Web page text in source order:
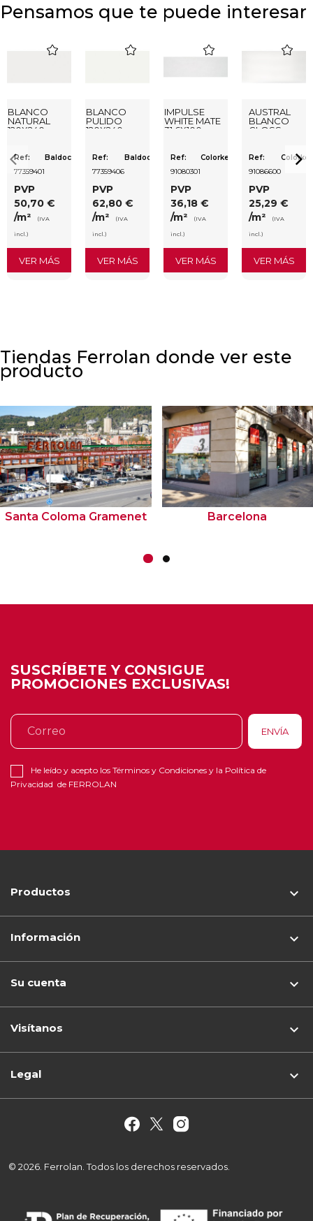
Pensamos que te puede interesar
BLANCO
NATURAL
120X240
Ref:
77359401
Baldocer
PVP
50,70 €
/m²
(IVA
incl.)
VER MÁS
BLANCO
PULIDO
120X240
Ref:
77359406
Baldocer
PVP
62,80 €
/m²
(IVA
incl.)
VER MÁS
IMPULSE
WHITE MATE
31,6X100
Ref:
91080301
Colorker
PVP
36,18 €
/m²
(IVA
incl.)
VER MÁS
AUSTRAL
BLANCO
GLOSS
Ref:
91086600
Colorker
PVP
25,29 €
/m²
(IVA
incl.)
favorite
VER MÁS
Tiendas Ferrolan donde ver este
producto
Santa Coloma Gramenet Barcelona
SUSCRÍBETE Y CONSIGUE
PROMOCIONES EXCLUSIVAS!
He leído y acepto los Términos y Condiciones y la Política de
Privacidad de FERROLAN
Productos 
Información 
Su cuenta 
Visítanos keyboard_arrow_down
© 2026. Ferrolan. Todos los derechos reservados.
Legal 